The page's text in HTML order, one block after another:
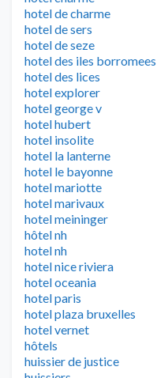
hotel de charme
hotel de sers
hotel de seze
hotel des iles borromees
hotel des lices
hotel explorer
hotel george v
hotel hubert
hotel insolite
hotel la lanterne
hotel le bayonne
hotel mariotte
hotel marivaux
hotel meininger
hôtel nh
hotel nh
hotel nice riviera
hotel oceania
hotel paris
hotel plaza bruxelles
hotel vernet
hôtels
huissier de justice